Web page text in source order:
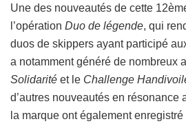
Une des nouveautés de cette
l’opération Duo de légende, qui
duos de skippers ayant participé
a notamment généré de nombreux
Solidarité et le Challenge
d’autres nouveautés en résonance
la marque ont également